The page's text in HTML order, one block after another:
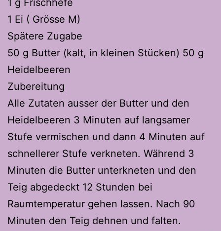
1 g Frischhefe
1 Ei ( Grösse M)
Spätere Zugabe
50 g Butter (kalt, in kleinen Stücken) 50 g
Heidelbeeren
Zubereitung
Alle Zutaten ausser der Butter und den
Heidelbeeren 3 Minuten auf langsamer
Stufe vermischen und dann 4 Minuten auf
schnellerer Stufe verkneten. Während 3
Minuten die Butter unterkneten und den
Teig abgedeckt 12 Stunden bei
Raumtemperatur gehen lassen. Nach 90
Minuten den Teig dehnen und falten.